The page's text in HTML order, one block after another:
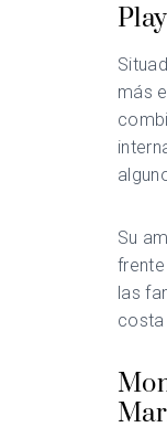
más
Su
las
costa